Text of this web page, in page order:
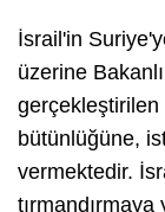
İsrail'in
üzerine
gerçekleştirilen
bütünlüğüne,
vermektedir.
tırmandırmaya